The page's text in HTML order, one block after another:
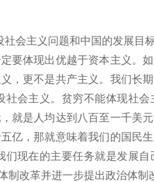
会主义问题和中国的发展目
要体现出优越于资本主义。
，更不是共产主义。我们长
会主义。贫穷不能体现社
就是人均达到八百至一千美
亿，那就意味着我们的国民
现在的主要任务就是发展
改革并进一步提出政治体制